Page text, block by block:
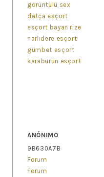
görüntülü sex
datça esçort
esçort bayan rize
narlıdere esçort
gümbet esçort
karaburun esçort
ANÓNIMO
9B630A7B
Forum
Forum